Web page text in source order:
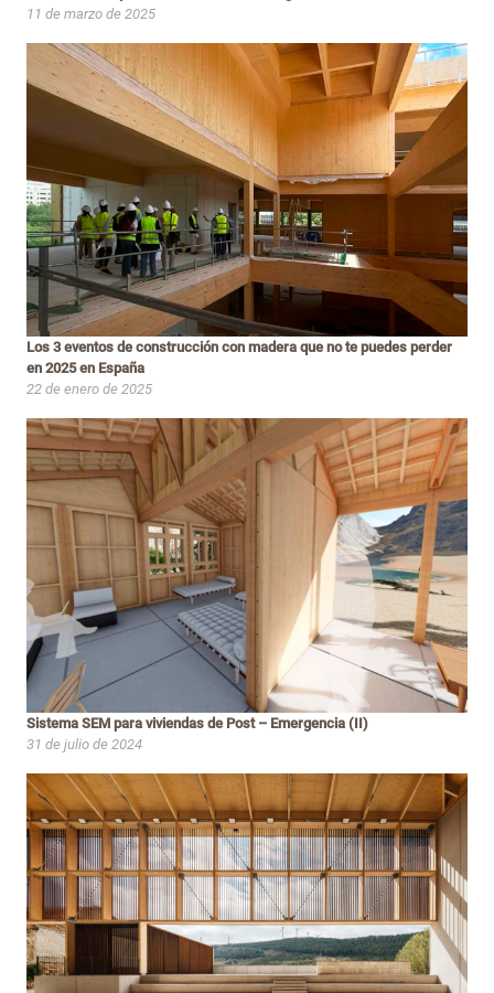
11 de marzo de 2025
Los 3 eventos de construcción con madera que no te puedes perder
en 2025 en España
22 de enero de 2025
Sistema SEM para viviendas de Post – Emergencia (II)
31 de julio de 2024